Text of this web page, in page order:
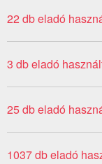
22 db eladó
3 db eladó
25 db eladó
1037 db eladó